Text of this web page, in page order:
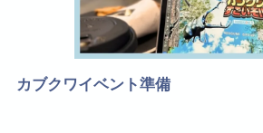
カブクワイベント準備